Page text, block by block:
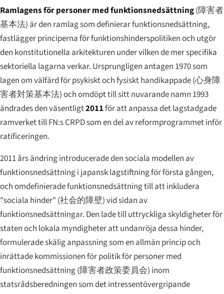
Ramlagens för personer med funktionsnedsättning(障害者
基本法) är den ramlag som definierar funktionsnedsättning,
fastlägger principerna för funktionshinderspolitiken och utgör
den konstitutionella arkitekturen under vilken de mer specifika
sektoriella lagarna verkar. Ursprungligen antagen 1970 som
lagen om välfärd för psykiskt och fysiskt handikappade (心身障
害者対策基本法) och omdöpt till sitt nuvarande namn 1993
ändrades den väsentligt2011för att anpassa det lagstadgade
ramverket till FN:s CRPD som en del av reformprogrammet inför
ratificeringen.
2011 års ändring introducerade den sociala modellen av
funktionsnedsättning i japansk lagstiftning för första gången,
och omdefinierade funktionsnedsättning till att inkludera
"sociala hinder" (社会的障壁) vid sidan av
funktionsnedsättningar. Den lade till uttryckliga skyldigheter för
staten och lokala myndigheter att undanröja dessa hinder,
formulerade skälig anpassning som en allmän princip och
inrättade kommissionen för politik för personer med
funktionsnedsättning (障害者政策委員会) inom
statsrådsberedningen som det intressentövergripande